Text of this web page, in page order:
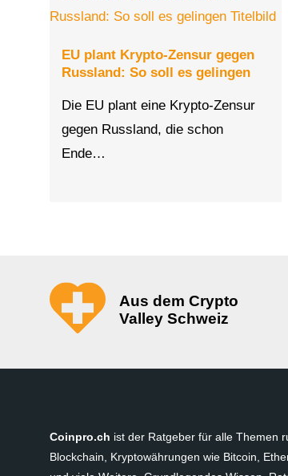
EU plant Krypto-Zensur gegen
Russland: So soll es gelingen
Die EU plant eine Krypto-Zensur
gegen Russland, die schon
Ende…
Aus dem Crypto
Valley Schweiz
Coinpro.ch ist der Ratgeber für alle Themen
Blockchain, Kryptowährungen wie Bitcoin,